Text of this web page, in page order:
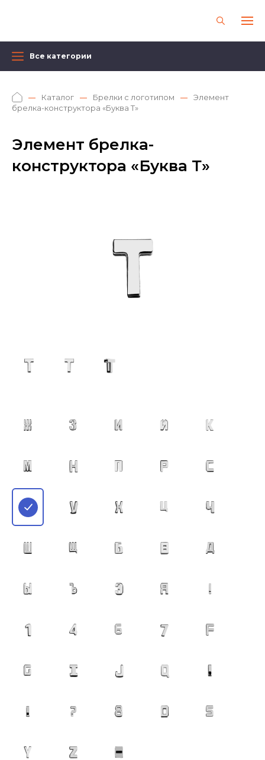
Все категории
Каталог Брелки с логотипом
Элемент
брелка-конструктора «Буква Т»
Элемент брелка-
конструктора «Буква Т»